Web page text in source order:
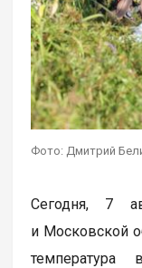
Фото: Дмитрий
Сегодня, 7
и Московской
температура